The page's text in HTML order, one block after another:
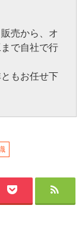
売から、オ
で自社で行
もお任せ下